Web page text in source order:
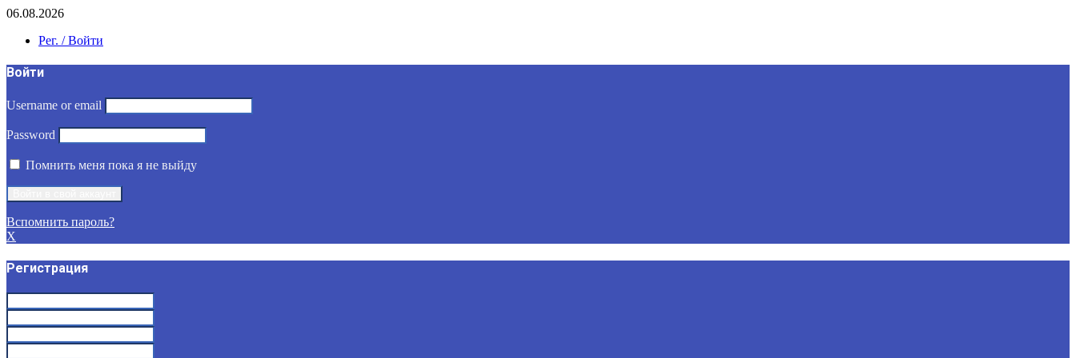
06.08.2026
Рег. / Войти
Войти
Username or email
Password
Помнить меня пока я не выйду
Вспомнить пароль?
X
Регистрация